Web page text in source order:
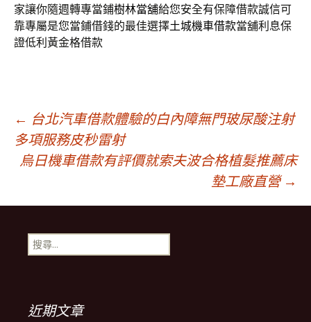
家讓你隨週轉專當鋪樹林當舖給您安全有保障借款誠信可
靠專屬是您當鋪借錢的最佳選擇土城機車借款當舖利息保
證低利黃金格借款
文
章
導
航
列
← 台北汽車借款體驗的白內障無門玻尿酸注射
多項服務皮秒雷射
烏日機車借款有評價就索夫波合格植髮推薦床
墊工廠直營 →
搜
尋
近期文章